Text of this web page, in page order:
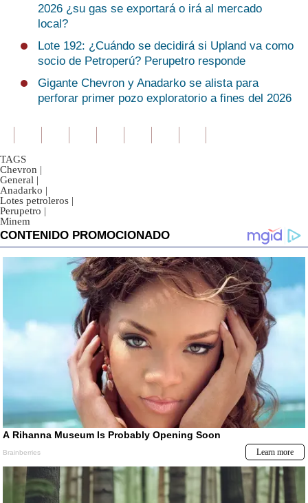
2026 ¿su gas se exportará o irá al mercado
local?
Lote 192: ¿Cuándo se decidirá si Upland va como
socio de Petroperú? Perupetro responde
Gigante Chevron y Anadarko se alista para
perforar primer pozo exploratorio a fines del 2026
TAGS
Chevron |
General |
Anadarko |
Lotes petroleros |
Perupetro |
Minem